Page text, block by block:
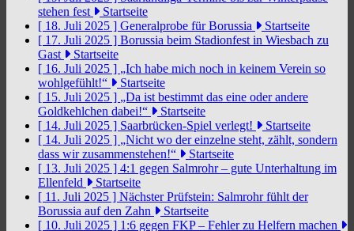
stehen fest
Startseite
[ 18. Juli 2025 ] Generalprobe für Borussia
Startseite
[ 17. Juli 2025 ] Borussia beim Stadionfest in Wiesbach zu
Gast
Startseite
[ 16. Juli 2025 ] „Ich habe mich noch in keinem Verein so
wohlgefühlt!“
Startseite
[ 15. Juli 2025 ] „Da ist bestimmt das eine oder andere
Goldkehlchen dabei!“
Startseite
[ 14. Juli 2025 ] Saarbrücken-Spiel verlegt!
Startseite
[ 14. Juli 2025 ] „Nicht wo der einzelne steht, zählt, sondern
dass wir zusammenstehen!“
Startseite
[ 13. Juli 2025 ] 4:1 gegen Salmrohr – gute Unterhaltung im
Ellenfeld
Startseite
[ 11. Juli 2025 ] Nächster Prüfstein: Salmrohr fühlt der
Borussia auf den Zahn
Startseite
[ 10. Juli 2025 ] 1:6 gegen FKP – Fehler zu Helfern machen